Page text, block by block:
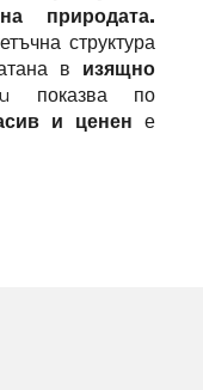
природата.
структура
в изящно
показва по
и ценен е